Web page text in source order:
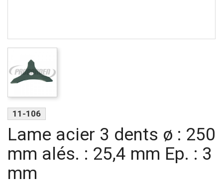
11-106
Lame acier 3 dents ø : 250
mm alés. : 25,4 mm Ep. : 3
mm